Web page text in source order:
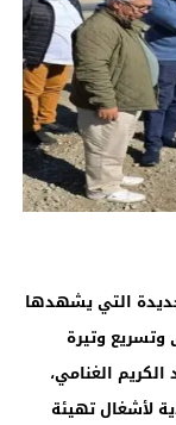
التي يشهدها
وتسريع وتيرة
الكريم الغنامي،
لأشغال تهيئة